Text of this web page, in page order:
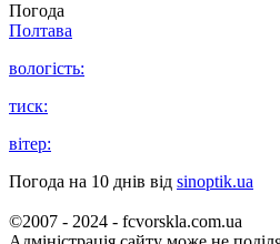
Погода
Полтава
вологість:
тиск:
вітер:
Погода на 10 днів від sinoptik.ua
©2007 - 2024 - fcvorskla.com.ua